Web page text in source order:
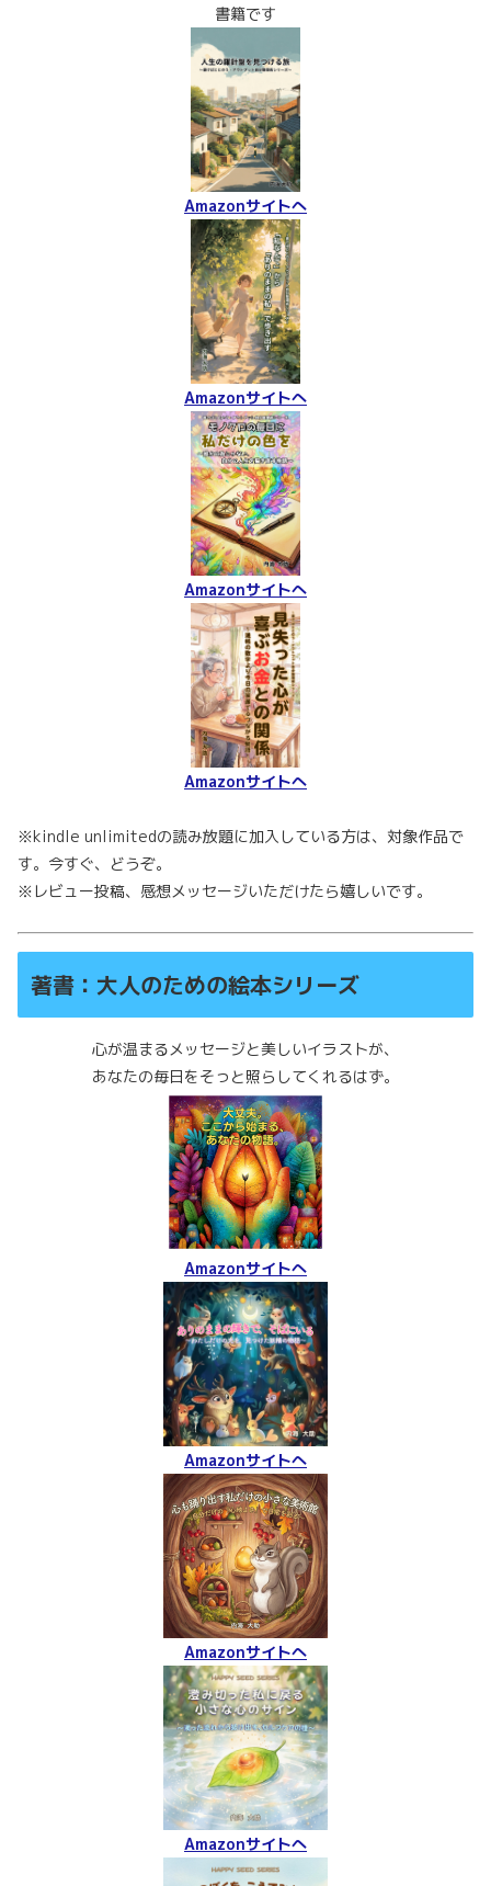
書籍です
Amazonサイトへ
Amazonサイトへ
Amazonサイトへ
Amazonサイトへ
※kindle unlimitedの読み放題に加入している方は、対象作品で
す。今すぐ、どうぞ。
※レビュー投稿、感想メッセージいただけたら嬉しいです。
著書：大人のための絵本シリーズ
心が温まるメッセージと美しいイラストが、
あなたの毎日をそっと照らしてくれるはず。
Amazonサイトへ
Amazonサイトへ
Amazonサイトへ
Amazonサイトへ